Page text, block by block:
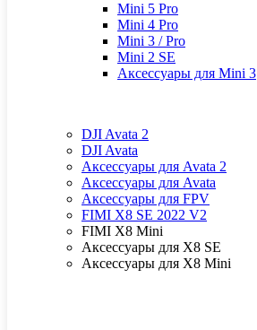
Mini 5 Pro
Mini 4 Pro
Mini 3 / Pro
Mini 2 SE
Аксессуары для Mini 3
DJI Avata 2
DJI Avata
Аксессуары для Avata 2
Аксессуары для Avata
Аксессуары для FPV
FIMI X8 SE 2022 V2
FIMI X8 Mini
Аксессуары для X8 SE
Аксессуары для X8 Mini